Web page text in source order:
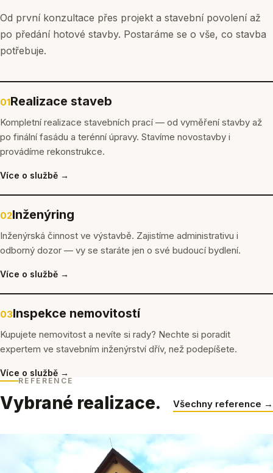
Od první konzultace přes projekt a stavební povolení až
po předání hotové stavby. Postaráme se o vše, co stavba
potřebuje.
01Realizace staveb
Kompletní realizace stavebních prací — od vyměření stavby až
po finální fasádu a terénní úpravy. Stavíme novostavby i
provádíme rekonstrukce.
Více o službě →
02Inženýring
Inženýrská činnost ve výstavbě. Zajistíme administrativu i
odborný dozor — vy se staráte jen o své budoucí bydlení.
Více o službě →
03Inspekce nemovitostí
Kupujete nemovitost a nevíte si rady? Nechte si poradit
expertem ve stavebním inženýrství dřív, než podepíšete.
Více o službě →
REFERENCE
Vybrané realizace. Všechny reference →